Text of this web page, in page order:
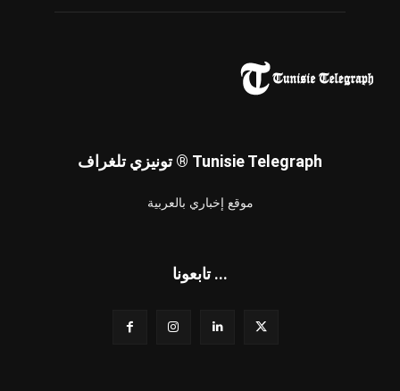
تونيزي تلغراف ® Tunisie Telegraph
موقع إخباري بالعربية
تابعونا ...